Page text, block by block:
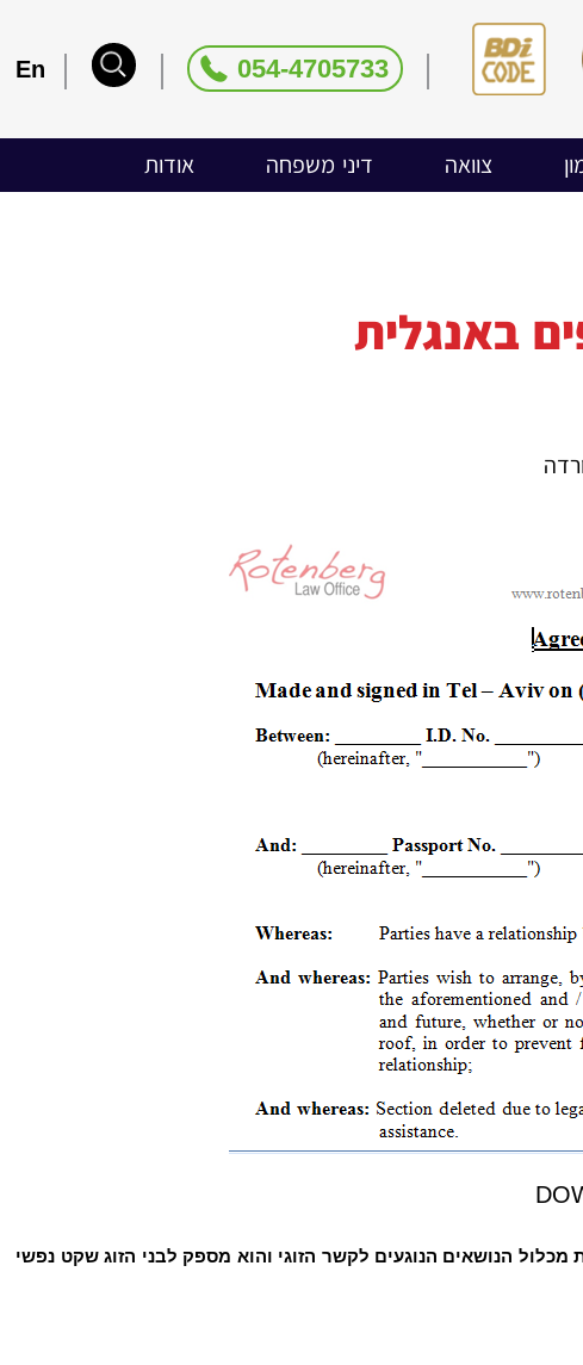
054-4705733
En
צוואה דיני משפחה אודות
באנגלית
הנושאים הנוגעים לקשר הזוגי והוא מספק לבני הזוג שקט נפשי